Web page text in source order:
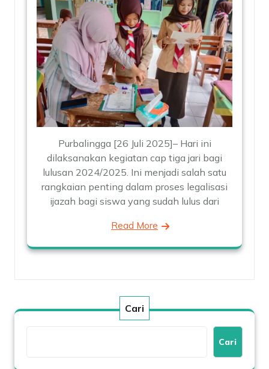
Purbalingga [26 Juli 2025]– Hari ini
dilaksanakan kegiatan cap tiga jari bagi
lulusan 2024/2025. Ini menjadi salah satu
rangkaian penting dalam proses legalisasi
ijazah bagi siswa yang sudah lulus dari
Read More
Cari
Cari